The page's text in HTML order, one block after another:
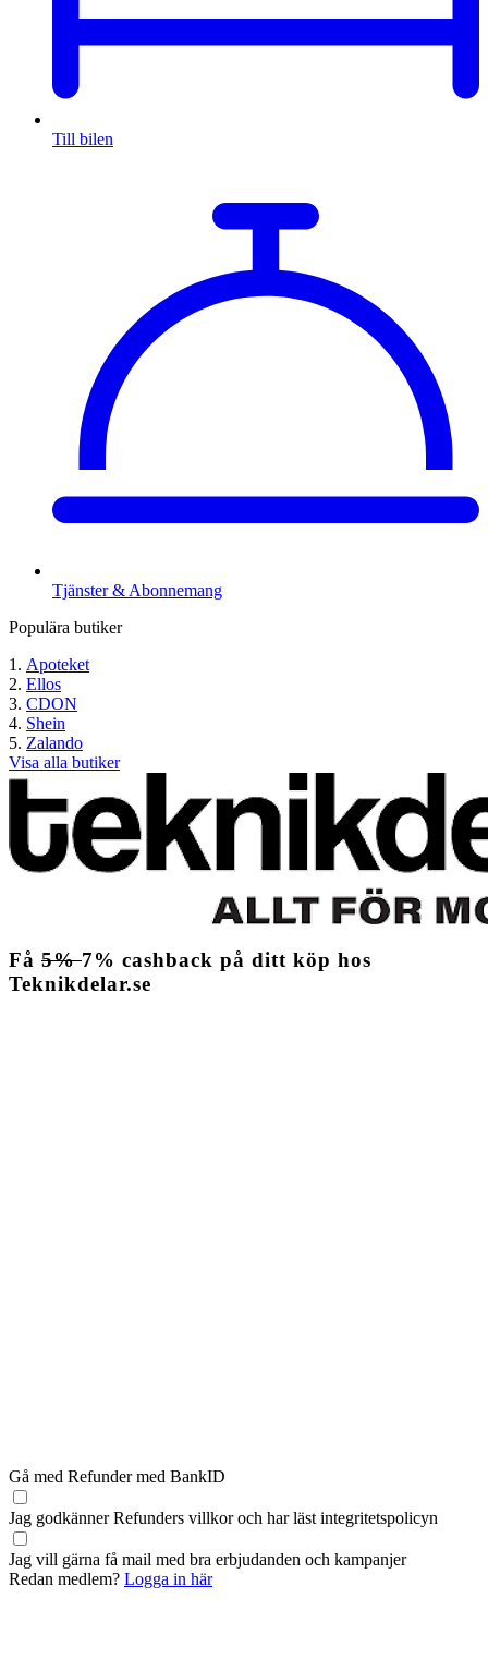
Till bilen
Tjänster & Abonnemang
Populära butiker
Apoteket
Ellos
CDON
Shein
Zalando
Visa alla butiker
Få 5%7% cashback på ditt köp hos
Teknikdelar.se
Gå med Refunder med BankID
Jag godkänner Refunders villkoroch har läst integritetspolicyn
Jag vill gärna få mail med bra erbjudanden och kampanjer
Redan medlem? Logga in här